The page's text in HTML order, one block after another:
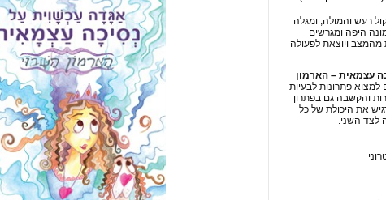
רעש והמולה, ומגלה
היפה ומגרשים
ויוצאת לפעולה
עצמאית – הארמון
למצוא פתרונות לבעיות
והקשבה גם בפתרון
את היכולת של כל
לצד השני.